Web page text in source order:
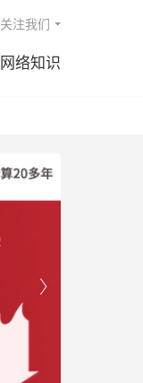
网络知识
关注我们
